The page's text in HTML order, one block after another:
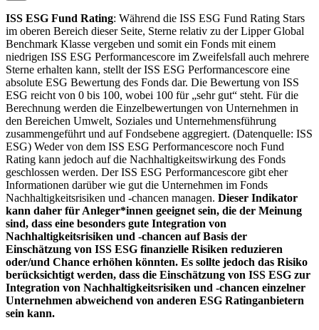
ISS ESG Fund Rating: Während die ISS ESG Fund Rating Stars
im oberen Bereich dieser Seite, Sterne relativ zu der Lipper Global
Benchmark Klasse vergeben und somit ein Fonds mit einem
niedrigen ISS ESG Performancescore im Zweifelsfall auch mehrere
Sterne erhalten kann, stellt der ISS ESG Performancescore eine
absolute ESG Bewertung des Fonds dar. Die Bewertung von ISS
ESG reicht von 0 bis 100, wobei 100 für „sehr gut“ steht. Für die
Berechnung werden die Einzelbewertungen von Unternehmen in
den Bereichen Umwelt, Soziales und Unternehmensführung
zusammengeführt und auf Fondsebene aggregiert. (Datenquelle: ISS
ESG) Weder von dem ISS ESG Performancescore noch Fund
Rating kann jedoch auf die Nachhaltigkeitswirkung des Fonds
geschlossen werden. Der ISS ESG Performancescore gibt eher
Informationen darüber wie gut die Unternehmen im Fonds
Nachhaltigkeitsrisiken und -chancen managen. Dieser Indikator
kann daher für Anleger*innen geeignet sein, die der Meinung
sind, dass eine besonders gute Integration von
Nachhaltigkeitsrisiken und -chancen auf Basis der
Einschätzung von ISS ESG finanzielle Risiken reduzieren
oder/und Chance erhöhen könnten. Es sollte jedoch das Risiko
berücksichtigt werden, dass die Einschätzung von ISS ESG zur
Integration von Nachhaltigkeitsrisiken und -chancen einzelner
Unternehmen abweichend von anderen ESG Ratinganbietern
sein kann.